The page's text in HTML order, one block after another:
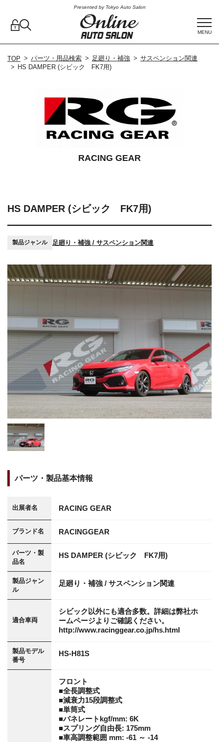
Presented by Tokyo Auto Salon
MENU
TOP パーツ・用品検索 足廻り・補強
サスペンション関連
HS DAMPER (シビック FK7用)
HS DAMPER (シビック FK7用)
製品ジャンル 足廻り・補強 / サスペンション関連
パーツ・製品基本情報
出展者名 RACING GEAR
ブランド名 RACINGGEAR
パーツ・製
品名
HS DAMPER (シビック FK7用)
製品ジャン
ル
足廻り・補強 / サスペンション関連
適合車両
シビック以外にも適合多数。詳細は弊社ホ
ームページよりご確認ください。
http://www.racinggear.co.jp/hs.html
製品モデル
番号
HS-H81S
フロント
■全長調整式
■減衰力15段調整式
■単筒式
■バネレートkgf/mm: 6K
■スプリング自由長: 175mm
■車高調整範囲 mm: -61 ～ -14
RACING GEAR